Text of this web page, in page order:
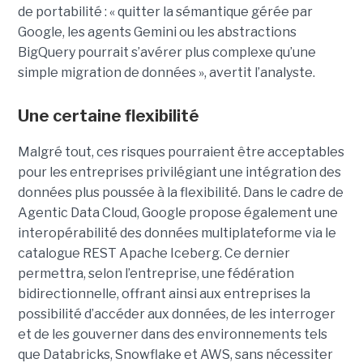
de portabilité : « quitter la sémantique gérée par
Google, les agents Gemini ou les abstractions
BigQuery pourrait s’avérer plus complexe qu’une
simple migration de données », avertit l’analyste.
Une certaine flexibilité
Malgré tout, ces risques pourraient être acceptables
pour les entreprises privilégiant une intégration des
données plus poussée à la flexibilité. Dans le cadre de
Agentic Data Cloud, Google propose également une
interopérabilité des données multiplateforme via le
catalogue REST Apache Iceberg. Ce dernier
permettra, selon l’entreprise, une fédération
bidirectionnelle, offrant ainsi aux entreprises la
possibilité d’accéder aux données, de les interroger
et de les gouverner dans des environnements tels
que Databricks, Snowflake et AWS, sans nécessiter